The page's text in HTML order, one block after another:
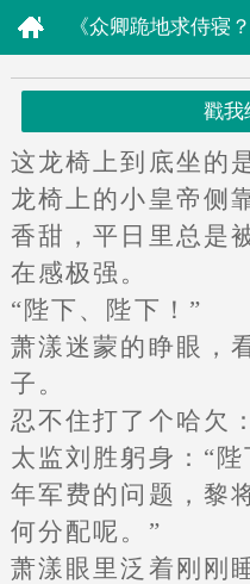
《众卿跪地求侍寝
戳我
这龙椅上到底坐的
龙椅上的小皇帝侧
香甜，平日里总是
在感极强。
“陛下、陛下！”
萧漾迷蒙的睁眼，
子。
忍不住打了个哈欠
太监刘胜躬身：“
年军费的问题，黎
何分配呢。”
萧漾眼里泛着刚刚